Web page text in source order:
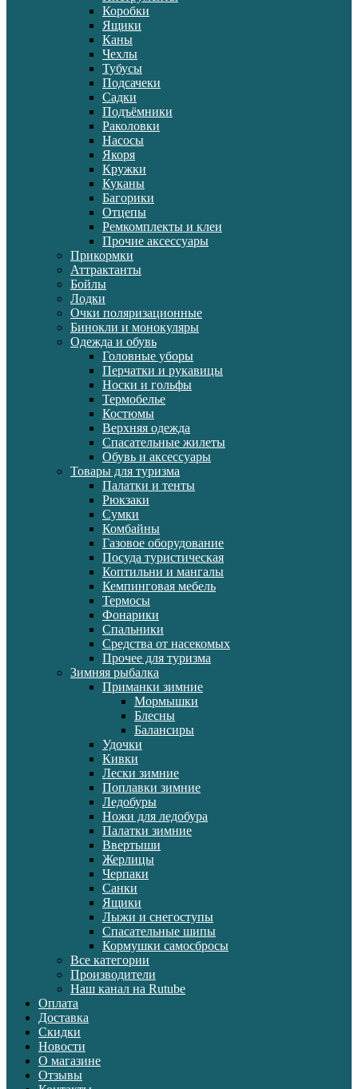
Коробки
Ящики
Каны
Чехлы
Тубусы
Подсачеки
Садки
Подъёмники
Раколовки
Насосы
Якоря
Кружки
Куканы
Багорики
Отцепы
Ремкомплекты и клеи
Прочие аксессуары
Прикормки
Аттрактанты
Бойлы
Лодки
Очки поляризационные
Бинокли и монокуляры
Одежда и обувь
Головные уборы
Перчатки и рукавицы
Носки и гольфы
Термобелье
Костюмы
Верхняя одежда
Спасательные жилеты
Обувь и аксессуары
Товары для туризма
Палатки и тенты
Рюкзаки
Сумки
Комбайны
Газовое оборудование
Посуда туристическая
Коптильни и мангалы
Кемпинговая мебель
Термосы
Фонарики
Спальники
Средства от насекомых
Прочее для туризма
Зимняя рыбалка
Приманки зимние
Мормышки
Блесны
Балансиры
Удочки
Кивки
Лески зимние
Поплавки зимние
Ледобуры
Ножи для ледобура
Палатки зимние
Ввертыши
Жерлицы
Черпаки
Санки
Ящики
Лыжи и снегоступы
Спасательные шипы
Кормушки самосбросы
Все категории
Производители
Наш канал на Rutube
Оплата
Доставка
Скидки
Новости
О магазине
Отзывы